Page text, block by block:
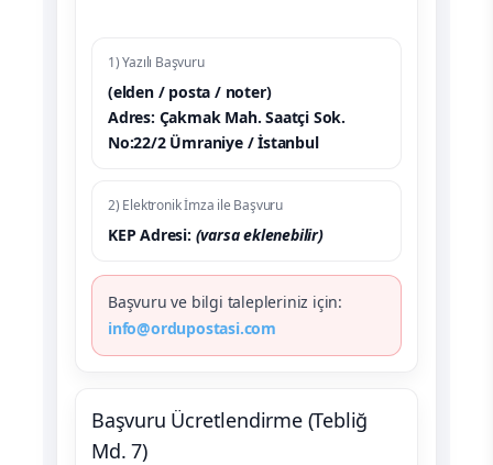
1) Yazılı Başvuru
(elden / posta / noter)
Adres: Çakmak Mah. Saatçi Sok.
No:22/2 Ümraniye / İstanbul
2) Elektronik İmza ile Başvuru
KEP Adresi: (varsa eklenebilir)
Başvuru ve bilgi talepleriniz için:
info@ordupostasi.com
Başvuru Ücretlendirme (Tebliğ
Md. 7)